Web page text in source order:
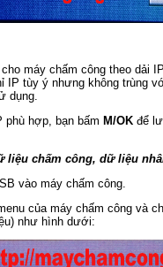
máy chấm công theo dải
IP tùy ý nhưng không trùng
dụng.
phù hợp, bạn bấm M/OK để
liệu chấm công, dữ liệu
vào máy chấm công.
của máy chấm công và
như hình dưới: